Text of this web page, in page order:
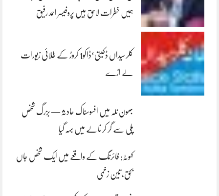
ہمیں خطرات لاحق ہیں پروفیسر احمد رفیق
کلرسیداں ڈکیتی‘ڈاکو1 کروڑ کے طلائی زیورات
لے اڑے
بھون نلہ میں افسوسناک حادثہ — بزرگ شخص
پلی سے گر کر نالے میں بہہ گیا
کہوٹہ: فائرنگ کے واقعے میں ایک شخص جاں
بحق، تین زخمی